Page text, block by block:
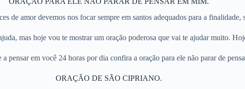
de amor devemos nos focar sempre em santos adequados para a finalidade,
mas hoje vou te mostrar um oração poderosa que vai te ajudar muito.
a pensar em você 24 horas por dia confira a oração para ele não parar de
ORAÇÃO DE SÃO CIPRIANO.